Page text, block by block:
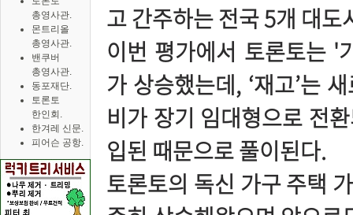
총영사관.
몬트리올
총영사관.
밴쿠버
총영사관.
동포재단.
토론토
한인회.
한겨레 신문.
피어슨 공항.
고 간주하는 전국 5개 대도
이번 평가에서 토론토는 '
가 상승했는데, ‘재고’는
비가 장기 임대형으로 전
입된 때문으로 풀이된다.
토론토의 독신 가구 주택